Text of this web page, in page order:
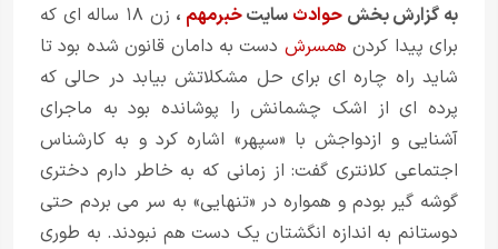
به گزارش بخش حوادث سایتخبرمهم ،
زن ۱۸ ساله ای که
برای پیدا کردن همسرش دست به دامان قانون شده بود تا
شاید راه چاره ای برای حل مشکلاتش بیابد در حالی که
پرده ای از اشک چشمانش را پوشانده بود به ماجرای
آشنایی و ازدواجش با «سپهر» اشاره کرد و به کارشناس
اجتماعی کلانتری گفت: از زمانی که به خاطر دارم دختری
گوشه گیر بودم و همواره در «تنهایی» به سر می بردم حتی
دوستانم به اندازه انگشتان یک دست هم نبودند. به طوری